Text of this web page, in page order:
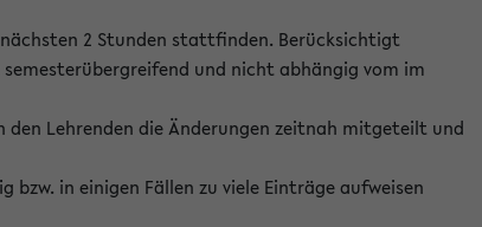
2 Stunden stattfinden. Berücksichtigt
und nicht abhängig vom im
den Lehrenden die Änderungen zeitnah mitgeteilt und
bzw. in einigen Fällen zu viele Einträge aufweisen